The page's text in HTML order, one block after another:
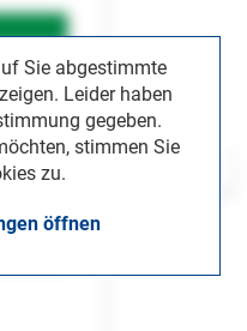
Sie abgestimmte
Leider haben
gegeben.
stimmen Sie
zu.
öffnen